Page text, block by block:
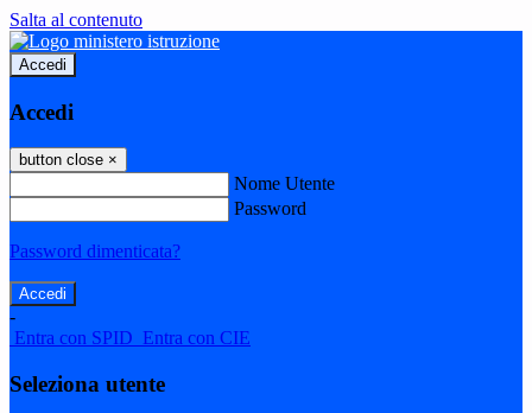
Salta al contenuto
Accedi
Accedi
button close ×
Nome Utente
Password
Password dimenticata?
-
Entra con SPID Entra con CIE
Seleziona utente